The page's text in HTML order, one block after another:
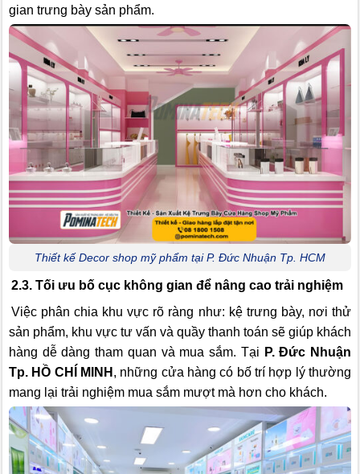
gian trưng bày sản phẩm.
Thiết kế Decor shop mỹ phẩm tại P. Đức Nhuận Tp. HCM
2.3. Tối ưu bố cục không gian để nâng cao trải nghiệm
Việc phân chia khu vực rõ ràng như: kệ trưng bày, nơi thử
sản phẩm, khu vực tư vấn và quầy thanh toán sẽ giúp khách
hàng dễ dàng tham quan và mua sắm. Tại P. Đức Nhuận
Tp. HỒ CHÍ MINH , những cửa hàng có bố trí hợp lý thường
mang lại trải nghiệm mua sắm mượt mà hơn cho khách.